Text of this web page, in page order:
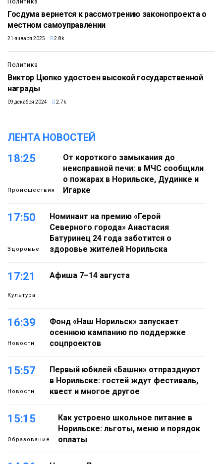
Политика
Госдума вернется к рассмотрению законопроекта о
местном самоуправлении
21 января 2025 2.8k
Политика
Виктор Цюпко удостоен высокой государственной
награды
09 декабря 2024 2.7k
ЛЕНТА НОВОСТЕЙ
18:25
Происшествия
От короткого замыкания до
неисправной печи: в МЧС сообщили
о пожарах в Норильске, Дудинке и
Игарке
17:50
Здоровье
Номинант на премию «Герой
Северного города» Анастасия
Батуринец 24 года заботится о
здоровье жителей Норильска
17:21
Культура
Афиша 7–14 августа
16:39
Новости
Фонд «Наш Норильск» запускает
осеннюю кампанию по поддержке
соцпроектов
15:57
Новости
Первый юбилей «Башни» отпразднуют
в Норильске: гостей ждут фестиваль,
квест и многое другое
15:15
Образование
Как устроено школьное питание в
Норильске: льготы, меню и порядок
оплаты